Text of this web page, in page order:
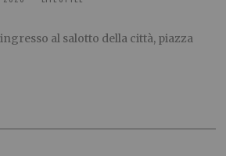
al salotto della città, piazza